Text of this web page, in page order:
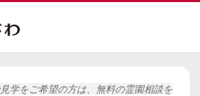
学をご希望の方は、無料の霊園相談を